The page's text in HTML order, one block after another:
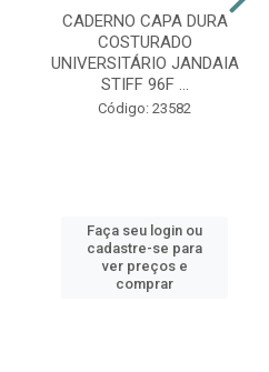
CADERNO CAPA DURA
COSTURADO
UNIVERSITÁRIO JANDAIA
STIFF 96F ...
Código: 23582
Faça seu login ou
cadastre-se para
ver preços e
comprar